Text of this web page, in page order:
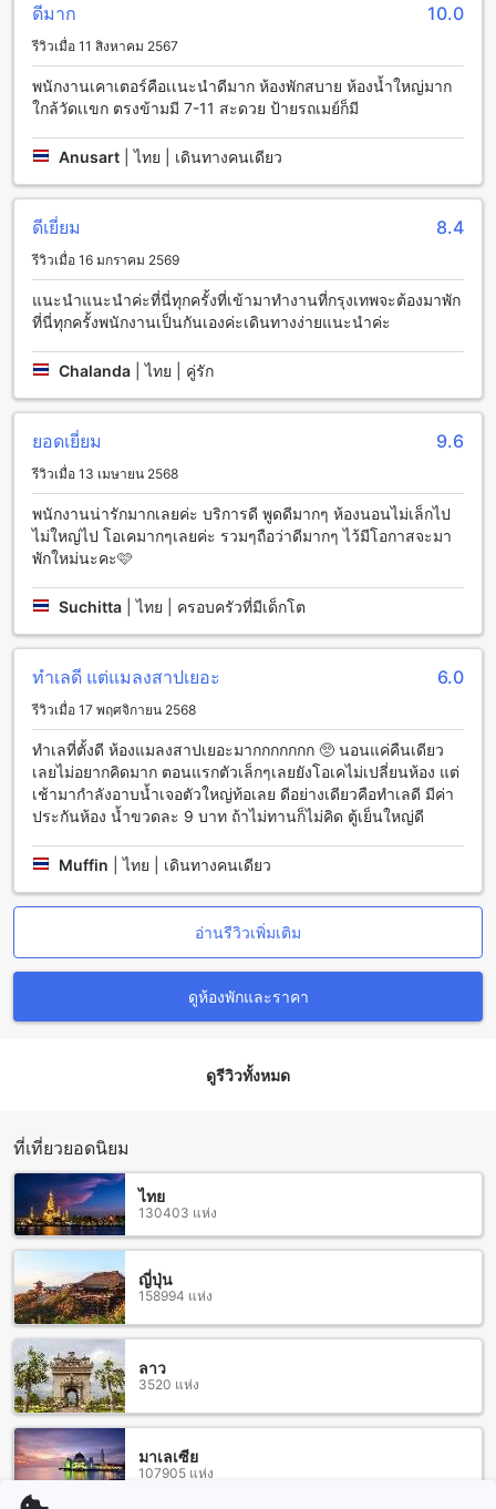
กินที่หลากหลายให้ผู้เข้าพักเลือกใช้ โรงแรมมีห้องอาหารหลาย
แห่งที่สร้างสร้างความอบอุ่นและเป็นส่วนตัว เพื่อให้คุณสามารถ
สัมผัสกับบรรยากาศที่เป็นเอกลักษณ์ของฟอยูเรสซิเดนซ์ได้อย่าง
แท้จริง
หากคุณต้องการอาหารที่หลากหลายในระหว่างการเข้าพักของคุณ
ความต้องการของคุณ ที่นี่คุณจะได้สัมผัสกับความอร่อยของอาหาร
ไทยและอาหารนานาชาติที่ถูกจัดเตรียมโดยพ่อครัวผู้ชำนาญงาน
ไม่ว่าจะเป็นอาหารเช้าสุดสั่งได้ อาหารกลางวันแบบบุฟเฟ่ต์หรือ
สนุกกับการเข้าพักของคุณ
ห้องพักที่ฟอยูเรสซิเดนซ์ในกรุงเทพ
ฟอยูเรสซิเดนซ์ ในกรุงเทพมีห้องพักหลากหลายประเภทที่สามารถ
ขนาด 20 ตารางเมตร พร้อมเตียงขนาดควีนไซส์ ส่วนห้อง
ควีนไซส์ ส่วนห้อง Suite - 1 Bed Room มีขนาด 33 ตารางเมตร
มีโซฟาเบดและเตียงควีนไซส์อยู่ในห้องนี้
ประโยชน์ให้แก่ผู้ใช้ ด้วยราคาที่ดีที่สุดและประสบการณ์ที่สะดวก
สบาย ผู้ใช้สามารถเลือกจองห้องพักที่ตรงตามความต้องการของ
ตนได้อย่างง่ายดาย โดยไม่ต้องมีความยุ่งยากในการจอง
สีลม: แหล่งท่องเที่ยวในใจกลางกรุงเทพ
สีลมเป็นย่านธุรกิจและการค้าที่เต็มไปด้วยชีวิตชีวา อยู่ใจกลาง
กรุงเทพฯ ย่านนี้เป็นที่ตั้งของหลายอาคารสำคัญ รวมถึง
ศูนย์การค้าและร้านอาหารชั้นนำ ที่นี่คุณจะพบกับอาคารสูงสุดใน
ประเทศไทย เช่น ตึกสำนักงานแห่งชาติไทย และโรงแรมหรูระดับ
โลก ตลอดทั้งถนนสีลมคุณจะได้สัมผัสกับบรรยากาศของเมืองที่
ไม่มีวันหลับ มีสถานที่ท่องเที่ยวหลากหลายให้คุณสนุกไปกับการ
ช้อปปิ้ง รับประทานอาหารสไตล์นานาชาติ หรือเพลิดเพลินกับ
ชีวิตคืนของเมืองที่ไม่มีวันนอน
วิธีการเดินทางจากสนามบินสุวรรณภูมิไปยังฟอยูเรสซิเดนซ์
หากคุณกำลังวางแผนทริปไปยังกรุงเทพฯ และต้องการเดินทางจาก
สนามบินสุวรรณภูมิไปยังฟอยูเรสซิเดนซ์ ทางเลือกที่สะดวกและ
รวดเร็วที่สุดคือการใช้บริการแท็กซี่หรือแอปพลิเคชันการเดินทาง
ออนไลน์ เนื่องจากฟอยูเรสซิเดนซ์ตั้งอยู่ในย่านสีลมที่อยู่ในตัว
เมืองกรุงเทพฯ ระยะทางจากสนามบินสุวรรณภูมิถึงฟอยูเรสซิเดน
ซ์ประมาณ 35 กิโลเมตร และใช้เวลาเดินทางประมาณ 1 ชั่วโมง
หากไม่มีการรถแท็กซี่หรือแอปพลิเคชันการเดินทางออนไลน์ คุณ
สามารถใช้รถไฟฟ้า Airport Rail Link ที่สนามบินสุวรรณภูมิไปยัง
ซ์ได้ในระยะทางประมาณ 1 กิโลเมตร
หลากหลายใกล้เคียง บางส่วนของสถานที่ท่องเที่ยวที่ใกล้เคียงรวม
ถึง สวนลุมพินี สวนสาธารณะที่มีบรรยากาศเงียบสงบและสวยงาม
คิงเพาเวอร์มหานคร อาคารสูงที่เป็นสัญลักษณ์ของกรุงเทพฯ และ
วีไนน์ บาร์ แอนด์ เรสเตอรองต์ บาร์ที่มีบรรยากาศเป็นกลางแห่ง
ความเป็นเอกลักษณ์ของเมืองไทย นอกจากนี้ยังมี Onarto Art, ฟรี
แมน, Jetts ฟิตเนส, มหานครสกายวอล์ค, V9, สถานกงสุล
มาดากัสการ์ และสำนักงานเขตบางรัก ที่เป็นสถานที่ที่น่าสนใจใน
พื้นที่ใกล้เคียง
สถานีรถไฟฟ้าใต้ดินสีลม, ศาลาแดง, และช่องนนทรี: จุดเริ่มต้น
การเดินทางที่สะดวกในฟอยูเรสซิเดนซ์
ฟอยูเรสซิเดนซ์ เป็นโรงแรมที่ตั้งอยู่ในทำเลที่ยอดเยี่ยมใน
กรุงเทพฯ และมีสถานีรถไฟฟ้าใต้ดินสีลม เป็นจุดเริ่มต้นการเดิน
ทางที่สะดวกสำหรับผู้เข้าพัก สถานีรถไฟฟ้าใต้ดินสีลมเชื่อมต่อกับ
ดีมาก 10.0
รีวิวเมื่อ 11 สิงหาคม 2567
พนักงานเคาเตอร์คือเเนะนำดีมาก ห้องพักสบาย ห้องน้ำใหญ่มาก
ใกล้วัดเเขก ตรงข้ามมี 7-11 สะดวย ป้ายรถเมย์ก็มี
Anusart |ไทย | เดินทางคนเดียว
ดีเยี่ยม 8.4
รีวิวเมื่อ 16 มกราคม 2569
แนะนำแนะนำค่ะที่นี่ทุกครั้งที่เข้ามาทำงานที่กรุงเทพจะต้องมาพัก
ที่นี่ทุกครั้งพนักงานเป็นกันเองค่ะเดินทางง่ายแนะนำค่ะ
Chalanda |ไทย | คู่รัก
ยอดเยี่ยม 9.6
รีวิวเมื่อ 13 เมษายน 2568
พนักงานน่ารักมากเลยค่ะ บริการดี พูดดีมากๆ ห้องนอนไม่เล็กไป
ไม่ใหญ่ไป โอเคมากๆเลยค่ะ รวมๆถือว่าดีมากๆ ไว้มีโอกาสจะมา
พักใหม่นะคะ🩷
Suchitta |ไทย | ครอบครัวที่มีเด็กโต
ทำเลดี แต่แมลงสาปเยอะ 6.0
รีวิวเมื่อ 17 พฤศจิกายน 2568
ทำเลที่ตั้งดี ห้องแมลงสาปเยอะมากกกกกกก 🥺 นอนแค่คืนเดียว
เลยไม่อยากคิดมาก ตอนแรกตัวเล็กๆเลยยังโอเคไม่เปลี่ยนห้อง แต่
เช้ามากำลังอาบน้ำเจอตัวใหญ่ท้อเลย ดีอย่างเดียวคือทำเลดี มีค่า
ประกันห้อง น้ำขวดละ 9 บาท ถ้าไม่ทานก็ไม่คิด ตู้เย็นใหญ่ดี
Muffin |ไทย | เดินทางคนเดียว
อ่านรีวิวเพิ่มเติม
ดูห้องพักและราคา
ดูรีวิวทั้งหมด
ที่เที่ยวยอดนิยม
ไทย
130403 แห่ง
ญี่ปุ่น
158994 แห่ง
ลาว
3520 แห่ง
มาเลเซีย
107905 แห่ง